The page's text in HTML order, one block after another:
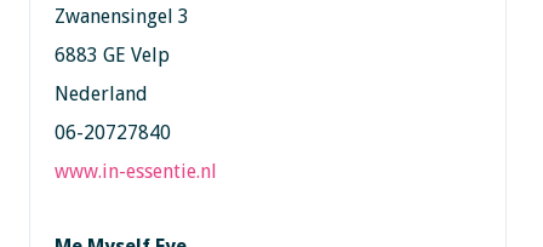
Zwanensingel 3
6883 GE Velp
Nederland
06-20727840
www.in-essentie.nl